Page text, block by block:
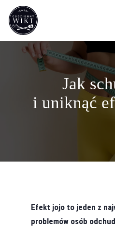
Skip
main
content
Jak
i uniknąć
Efekt jojo to jeden z
problemów osób